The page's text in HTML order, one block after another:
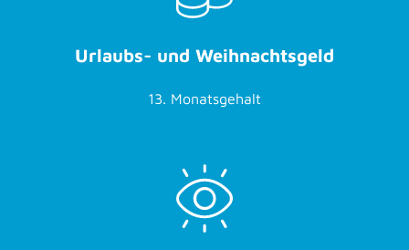
Urlaubs- und Weihnachtsgeld
13. Monatsgehalt